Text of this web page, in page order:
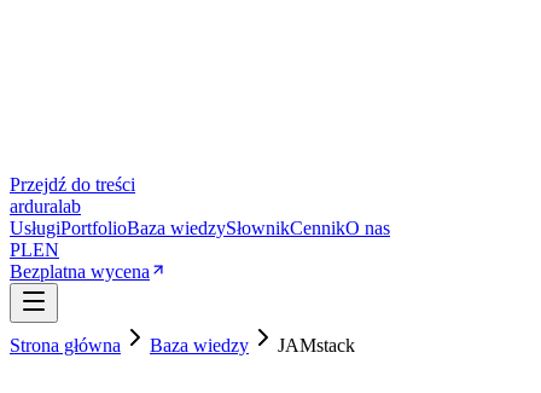
Przejdź do treści
arduralab
UsługiPortfolioBaza wiedzySłownikCennikO nas
PLEN
Bezplatna wycena
Strona główna Baza wiedzy JAMstack